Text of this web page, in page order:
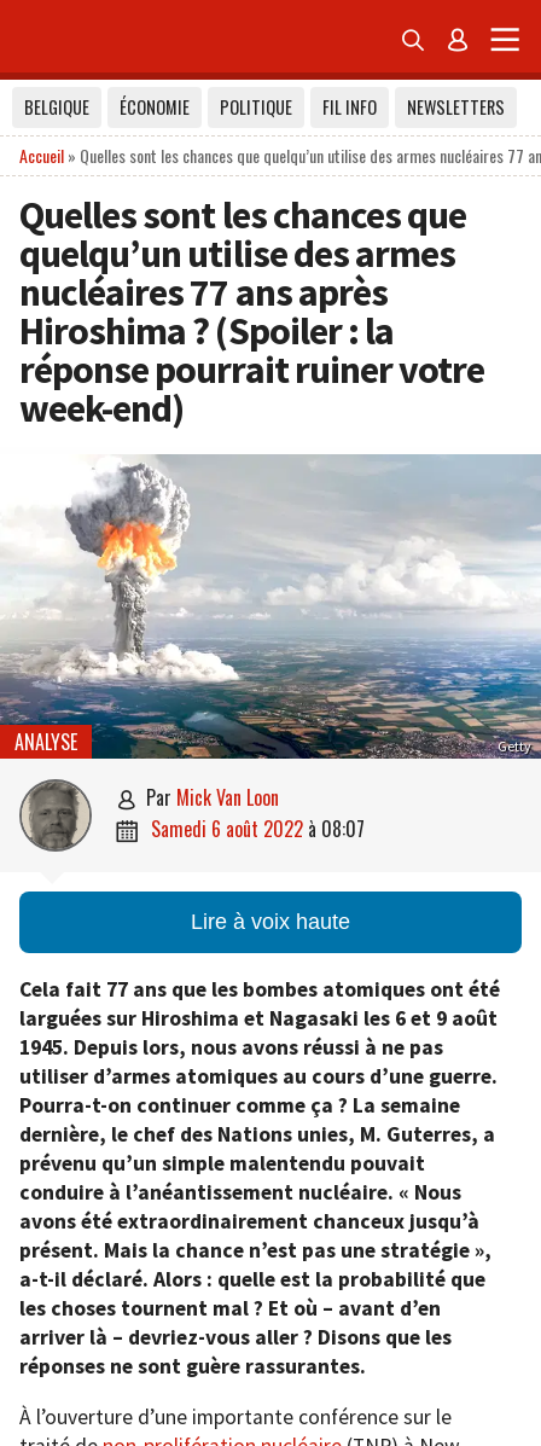
 
BELGIQUE ÉCONOMIE POLITIQUE FIL INFO
NEWSLETTERS
Accueil» Quelles sont les chances que quelqu’un utilise des armes nucléaires
Quelles sont les chances que
quelqu’un utilise des armes
nucléaires 77 ans après
Hiroshima ? (Spoiler : la
réponse pourrait ruiner votre
week-end)
Getty
ANALYSE
 par Mick Van Loon
 samedi 6 août 2022 à 08:07
Lire à voix haute
Cela fait 77 ans que les bombes atomiques ont été
larguées sur Hiroshima et Nagasaki les 6 et 9 août
1945. Depuis lors, nous avons réussi à ne pas
utiliser d’armes atomiques au cours d’une guerre.
Pourra-t-on continuer comme ça ? La semaine
dernière, le chef des Nations unies, M. Guterres, a
prévenu qu’un simple malentendu pouvait
conduire à l’anéantissement nucléaire. « Nous
avons été extraordinairement chanceux jusqu’à
présent. Mais la chance n’est pas une stratégie »,
a-t-il déclaré. Alors : quelle est la probabilité que
les choses tournent mal ? Et où – avant d’en
arriver là – devriez-vous aller ? Disons que les
réponses ne sont guère rassurantes.
À l’ouverture d’une importante conférence sur le